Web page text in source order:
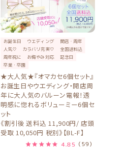
お誕生日 ウエディング
開店・周年
人気♡
カラバリ充実♡
全国送料込
周年祝に
お悔やみ対応
記念日
卒業・卒園
★大人気★『オマカセ6個セット』
お誕生日やウエディング・開店周
年に大人気のバルーン電報！透
明感に惚れるボリューミー6個セ
ット
《割引後 送料込 11,900円/ 店頭
受取 10,050円 税別》【BL-F】
4.85 （59）